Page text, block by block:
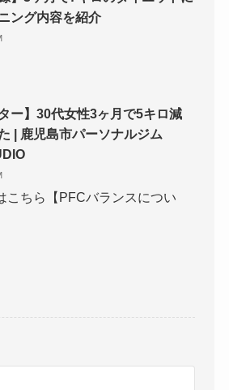
ング内容を紹介
ー】30代女性3ヶ月で5キロ減
| 鹿児島市パーソナルジム
こちら【PFCバランスについ